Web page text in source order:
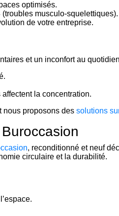
optimisés.
musculo-squelettiques).
de votre entreprise.
et un inconfort au
la concentration.
nous proposons des solutions
, reconditionné et neuf
circulaire et la durabilité.